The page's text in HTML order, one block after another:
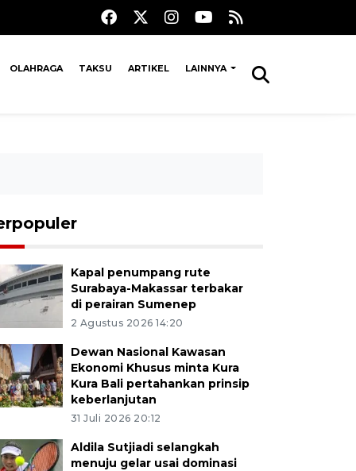
OLAHRAGA TAKSU ARTIKEL LAINNYA
Kapal penumpang rute
Surabaya-Makassar terbakar
di perairan Sumenep
2 Agustus 2026 14:20
Dewan Nasional Kawasan
Ekonomi Khusus minta Kura
Kura Bali pertahankan prinsip
keberlanjutan
31 Juli 2026 20:12
Aldila Sutjiadi selangkah
menuju gelar usai dominasi